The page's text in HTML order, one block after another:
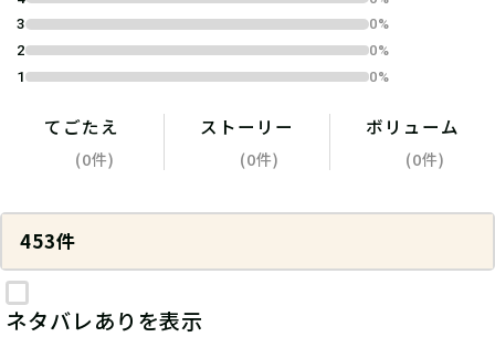
3
0%
2
0%
1
0%
てごたえ
(0件)
ストーリー
(0件)
ボリューム
(0件)
453件
ネタバレありを表示